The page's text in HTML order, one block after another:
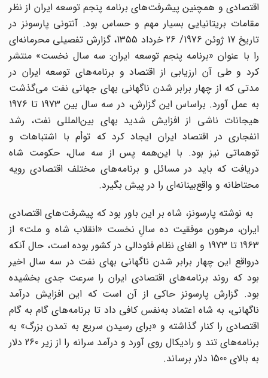
اقتصادی و همچنین پیشرفت‌های برنامه پنجم توسعه ایران از نظر
مقامات بریتانیایی بسیار مهم و حساس بود. آنتونی پارسونز در
تاریخ 17 ژوئن 1976/ 26 خرداد 1355، گزارش تفصیلی محرمانه‌ای
را با عنوان «برنامه پنجم توسعه ایران: سه سال نخست» منتشر
کرد و طی آن ارزیابی از اقتصاد و برنامه‌های توسعه ایران در
مدتی که از چهار برابر شدن ناگهانی بهای جهانی نفت می‌گذشت
به عمل آورد. براساس این گزارش، در سه سال بین 1973 تا 1976
هیجانات ناشی از افزایش شدید بهای بین‌المللی نفت، رشد
انفجاری در اقتصاد ایران ایجاد کرد که توأم با اشتباهات و
توهماتی نیز بود. با این‌همه پس از سه سال، حکومت شاه
دریافت که باید در مسائل و برنامه‌های مختلف اقتصادی رویه
محتاطانه و واقع‌بینانه‌ای را در پیش بگیرد.
به نوشته پارسونز، شاه بر این باور بود که پیشرفت‌های اقتصادی
ایران، مرهون موفقیت ده سالِ نخست «انقلاب شاه و ملت» از
1963 تا 1973 و الغای نظام فئودالی در کشور بوده است، حال آنکه
درواقع این چهار برابر شدن ناگهانی بهای نفت در سه سال اخیر
بود که روند برنامه‌های اقتصادی ایران را سرعت جدی بخشیده
بود. گزارش پارسونز حاکی از آن است که این افزایش درآمد
ناگهانی، به شاه اعتماد به‌نفس کافی داد تا برنامه‌های گام به گام
اقتصادی را کنار گذاشته و «برای رسیدن سریع به تمدن بزرگ» به
برنامه‌های تند و رادیکال روی آورد و درآمد سرانه را از زیر 260 دلار
به بالای 1500 دلار برساند.